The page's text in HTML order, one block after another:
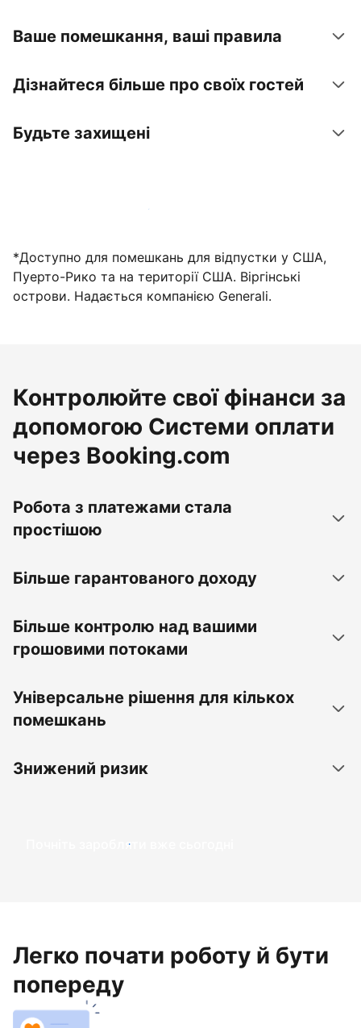
Ваше помешкання, ваші правила
Дізнайтеся більше про своїх гостей
Будьте захищені
Зареєструвати помешкання вже зараз
*Доступно для помешкань для відпустки у США,
Пуерто-Рико та на території США. Віргінські
острови. Надається компанією Generali.
Контролюйте свої фінанси за
допомогою Системи оплати
через Booking.com
Робота з платежами стала
простішою
Більше гарантованого доходу
Більше контролю над вашими
грошовими потоками
Універсальне рішення для кількох
помешкань
Знижений ризик
Почніть заробляти вже сьогодні
Легко почати роботу й бути
попереду